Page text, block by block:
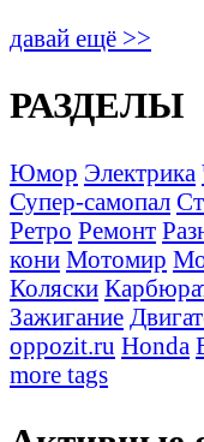
давай ещё >>
РАЗДЕЛЫ
Юмор Электрика
Супер-самопал
Ретро Ремонт
кони Мотомир
Коляски
Зажигание
oppozit.ru Honda
more tags